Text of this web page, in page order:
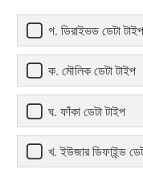
গ. ডিরাইভড ডেটা টাইপ
ক. মৌলিক ডেটা টাইপ
ঘ. ফাঁকা ডেটা টাইপ
খ. ইউজার ডিফাইন্ড